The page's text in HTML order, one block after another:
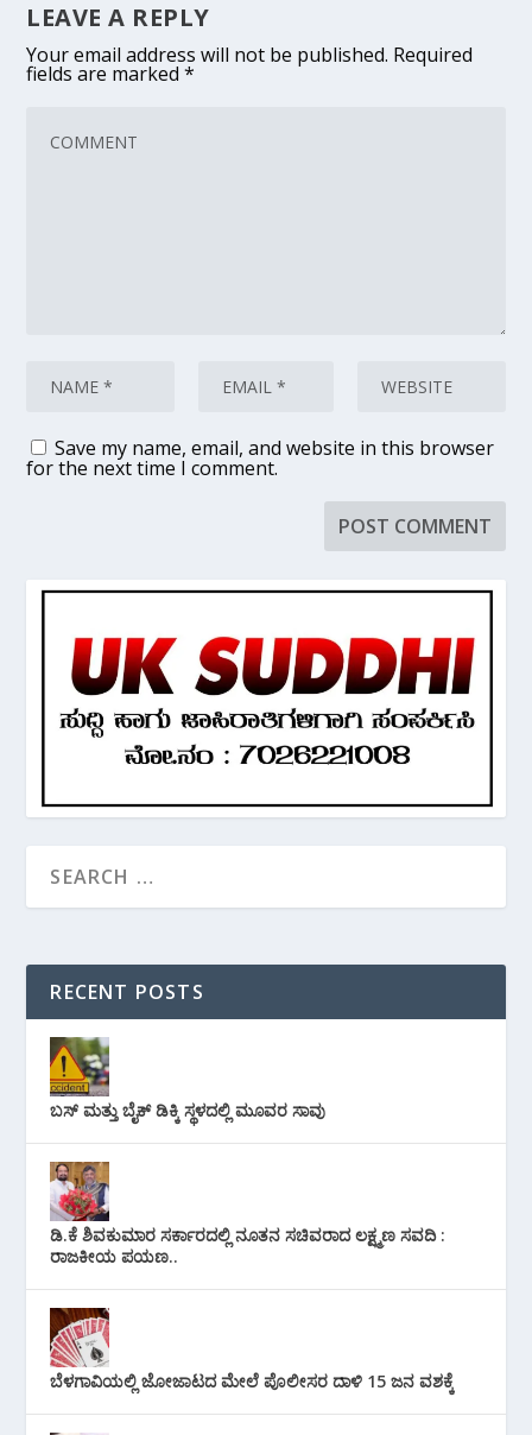
LEAVE A REPLY
Your email address will not be published. Required
fields are marked*
Save my name, email, and website in this browser
for the next time I comment.
RECENT POSTS
ಬಸ್ ಮತ್ತು ಬೈಕ್ ಡಿಕ್ಕಿ ಸ್ಥಳದಲ್ಲಿ ಮೂವರ ಸಾವು
ಡಿ.ಕೆ ಶಿವಕುಮಾರ ಸರ್ಕಾರದಲ್ಲಿ ನೂತನ ಸಚಿವರಾದ ಲಕ್ಷ್ಮಣ ಸವದಿ :
ರಾಜಕೀಯ ಪಯಣ..
ಬೆಳಗಾವಿಯಲ್ಲಿ ಜೋಜಾಟದ ಮೇಲೆ ಪೊಲೀಸರ ದಾಳಿ 15 ಜನ ವಶಕ್ಕೆ